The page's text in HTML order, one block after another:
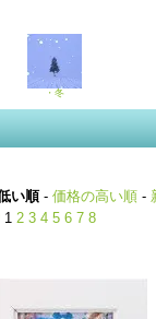
・冬
い順- 価格の高い順 -
1 2 3 4 5 6 7 8